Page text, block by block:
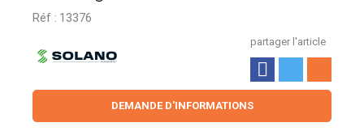
Réf : 13376
partager l'article
DEMANDE D'INFORMATIONS